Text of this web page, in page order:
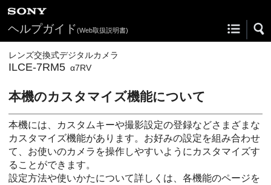
ヘルプガイド(Web取扱説明書)
レンズ交換式デジタルカメラ
ILCE-7RM5 α7RV
本機のカスタマイズ機能について
本機には、カスタムキーや撮影設定の登録などさまざまな
カスタマイズ機能があります。お好みの設定を組み合わせ
て、お使いのカメラを操作しやすいようにカスタマイズす
ることができます。
設定方法や使いかたについて詳しくは、各機能のページを